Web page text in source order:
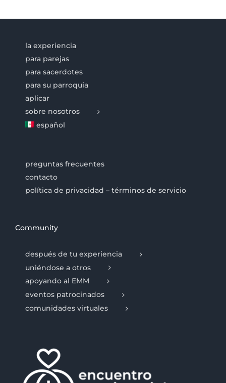
la experiencia
para parejas
para sacerdotes
para su parroquia
aplicar
sobre nosotros
español
preguntas frecuentes
contacto
política de privacidad – términos de servicio
Community
después de tu experiencia
uniéndose a otros
apoyando al EMM
eventos patrocinados
comunidades virtuales